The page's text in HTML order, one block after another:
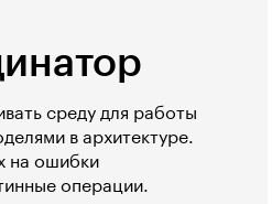
среду для работы
в архитектуре.
на ошибки
операции.